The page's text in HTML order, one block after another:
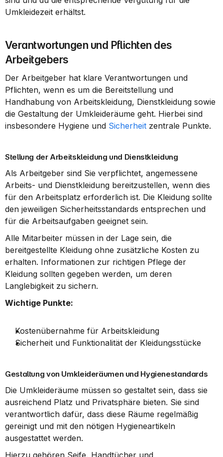
Umkleidezeit erhältst.
Verantwortungen und Pflichten des
Arbeitgebers
Der Arbeitgeber hat klare Verantwortungen und
Pflichten, wenn es um die Bereitstellung und
Handhabung von Arbeitskleidung, Dienstkleidung sowie
die Gestaltung der Umkleideräume geht. Hierbei sind
insbesondere Hygiene und Sicherheit zentrale Punkte.
Stellung der Arbeitskleidung und Dienstkleidung
Als Arbeitgeber sind Sie verpflichtet, angemessene
Arbeits- und Dienstkleidung bereitzustellen, wenn dies
für den Arbeitsplatz erforderlich ist. Die Kleidung sollte
den jeweiligen Sicherheitsstandards entsprechen und
für die Arbeitsaufgaben geeignet sein.
Alle Mitarbeiter müssen in der Lage sein, die
bereitgestellte Kleidung ohne zusätzliche Kosten zu
erhalten. Informationen zur richtigen Pflege der
Kleidung sollten gegeben werden, um deren
Langlebigkeit zu sichern.
Wichtige Punkte:
Kostenübernahme für Arbeitskleidung
Sicherheit und Funktionalität der Kleidungsstücke
Gestaltung von Umkleideräumen und Hygienestandards
Die Umkleideräume müssen so gestaltet sein, dass sie
ausreichend Platz und Privatsphäre bieten. Sie sind
verantwortlich dafür, dass diese Räume regelmäßig
gereinigt und mit den nötigen Hygieneartikeln
ausgestattet werden.
Hierzu gehören Seife, Handtücher und